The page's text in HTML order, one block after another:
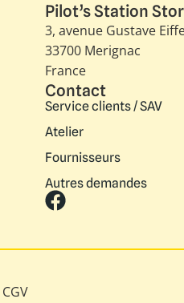
Pilot’s Station
3, avenue Gustave
33700 Merignac
France
Contact
Service clients / SAV
Atelier
Fournisseurs
Autres demandes
CGV